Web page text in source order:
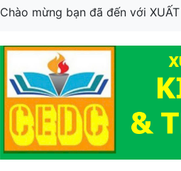
Chào mừng bạn đã đến với